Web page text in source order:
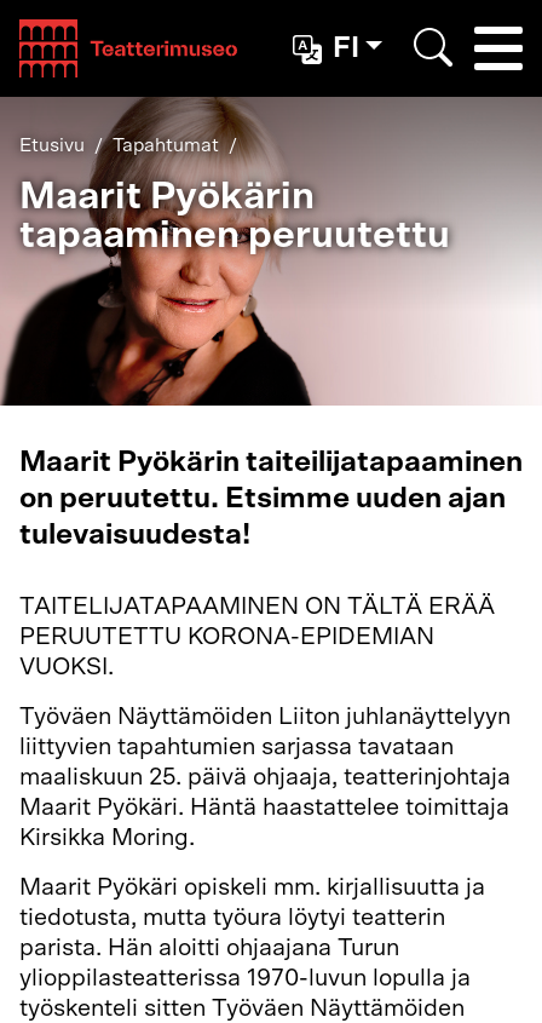
Teatterimuseo
FI
Etusivu Tapahtumat
Maarit Pyökärin
tapaaminen peruutettu
Maarit Pyökärin taiteilijatapaaminen
on peruutettu. Etsimme uuden ajan
tulevaisuudesta!
TAITELIJATAPAAMINEN ON TÄLTÄ ERÄÄ
PERUUTETTU KORONA-EPIDEMIAN
VUOKSI.
Työväen Näyttämöiden Liiton juhlanäyttelyyn
liittyvien tapahtumien sarjassa tavataan
maaliskuun 25. päivä ohjaaja, teatterinjohtaja
Maarit Pyökäri. Häntä haastattelee toimittaja
Kirsikka Moring.
Maarit Pyökäri opiskeli mm. kirjallisuutta ja
tiedotusta, mutta työura löytyi teatterin
parista. Hän aloitti ohjaajana Turun
ylioppilasteatterissa 1970-luvun lopulla ja
työskenteli sitten Työväen Näyttämöiden